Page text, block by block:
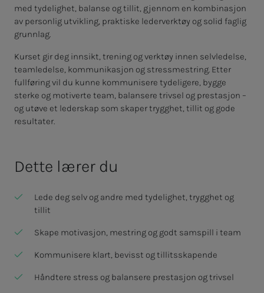
med tydelighet, balanse og tillit, gjennom en kombinasjon
av personlig utvikling, praktiske lederverktøy og solid faglig
grunnlag.
Kurset gir deg innsikt, trening og verktøy innen selvledelse,
teamledelse, kommunikasjon og stressmestring. Etter
fullføring vil du kunne kommunisere tydeligere, bygge
sterke og motiverte team, balansere trivsel og prestasjon –
og utøve et lederskap som skaper trygghet, tillit og gode
resultater.
Dette lærer du
Lede deg selv og andre med tydelighet, trygghet og
tillit
Skape motivasjon, mestring og godt samspill i team
Kommunisere klart, bevisst og tillitsskapende
Håndtere stress og balansere prestasjon og trivsel